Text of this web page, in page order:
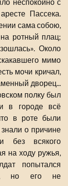
Пассека.
сама собою,
на ротный плац;
Около
мимо
мочи кричал,
дворец...
полку был
в городе всё
в роте были
о причине
без всякого
на ходу ружья,
попытался
но его не